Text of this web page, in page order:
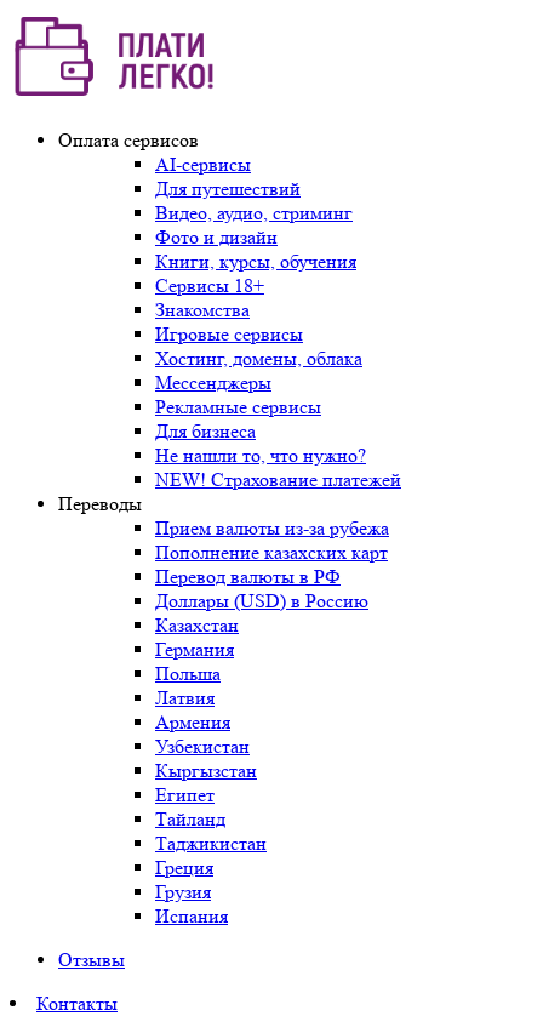
Оплата сервисов
AI-сервисы
Для путешествий
Видео, аудио, стриминг
Фото и дизайн
Книги, курсы, обучения
Сервисы 18+
Знакомства
Игровые сервисы
Хостинг, домены, облака
Мессенджеры
Рекламные сервисы
Для бизнеса
Не нашли то, что нужно?
NEW! Страхование платежей
Переводы
Прием валюты из-за рубежа
Пополнение казахских карт
Перевод валюты в РФ
Доллары (USD) в Россию
Казахстан
Германия
Польша
Латвия
Армения
Узбекистан
Кыргызстан
Египет
Тайланд
Таджикистан
Греция
Грузия
Испания
Отзывы
Контакты